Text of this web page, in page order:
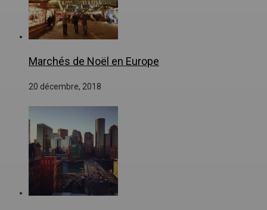
Marchés de Noël en Europe
20 décembre, 2018